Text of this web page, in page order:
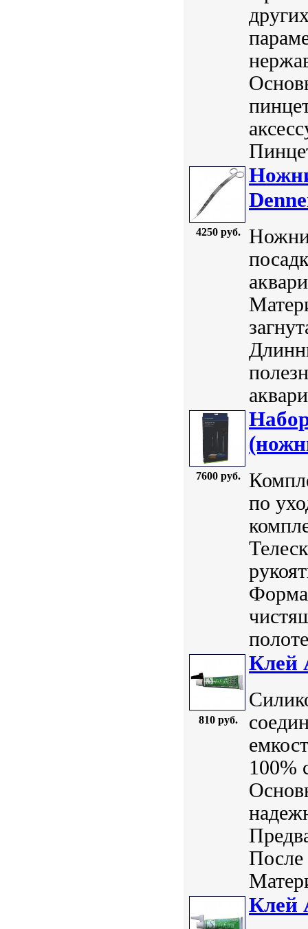
4250 руб.
7600 руб.
по
Форма
810 руб.
Клей
100%
После
Клей